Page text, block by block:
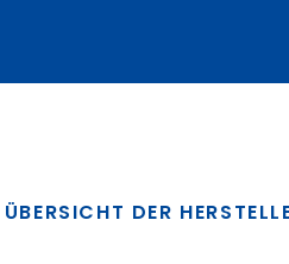
ÜBERSICHT DER